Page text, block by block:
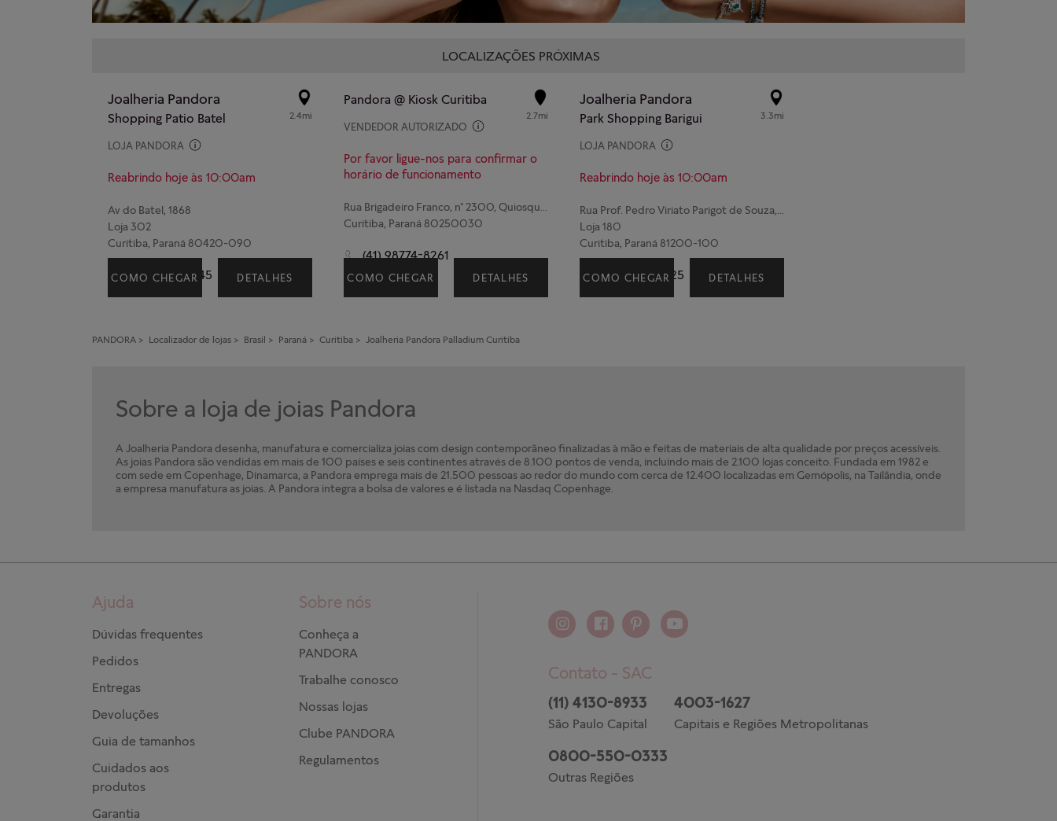
LOCALIZAÇÕES PRÓXIMAS
Joalheria Pandora
Shopping Patio Batel
LOJA PANDORA
Reabrindo hoje às 10:00am
2.4mi
Av do Batel, 1868
Loja 302
Curitiba, Paraná 80420-090
(41) 98721-2145
COMO CHEGAR DETALHES
Pandora @ Kiosk Curitiba
VENDEDOR AUTORIZADO
Por favor ligue-nos para confirmar o
horário de funcionamento
2.7mi
Curitiba, Paraná 80250030
(41) 98774-8261
COMO CHEGAR DETALHES
Joalheria Pandora
Park Shopping Barigui
LOJA PANDORA
Reabrindo hoje às 10:00am
3.3mi
Loja 180
Curitiba, Paraná 81200-100
(41) 98818-1725
COMO CHEGAR DETALHES
PANDORA > Localizador de lojas > Brasil > Paraná > Curitiba > Joalheria Pandora Palladium Curitiba
Sobre a loja de joias Pandora
A Joalheria Pandora desenha, manufatura e comercializa joias com design contemporâneo finalizadas à mão e feitas de materiais de alta qualidade por preços acessíveis.
As joias Pandora são vendidas em mais de 100 países e seis continentes através de 8.100 pontos de venda, incluindo mais de 2.100 lojas conceito. Fundada em 1982 e
com sede em Copenhage, Dinamarca, a Pandora emprega mais de 21.500 pessoas ao redor do mundo com cerca de 12.400 localizadas em Gemópolis, na Tailândia, onde
a empresa manufatura as joias. A Pandora integra a bolsa de valores e é listada na Nasdaq Copenhage.
Ajuda
Dúvidas frequentes
Pedidos
Entregas
Devoluções
Guia de tamanhos
Cuidados aos
produtos
Garantia
Sobre nós
Conheça a
PANDORA
Trabalhe conosco
Nossas lojas
Clube PANDORA
Regulamentos
Contato - SAC
(11) 4130-8933
São Paulo Capital
4003-1627
Capitais e Regiões Metropolitanas
0800-550-0333
Outras Regiões